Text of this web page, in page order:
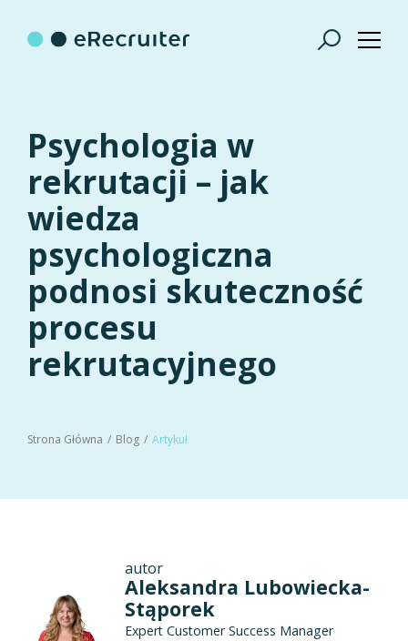
Psychologia w
rekrutacji – jak
wiedza
psychologiczna
podnosi skuteczność
procesu
rekrutacyjnego
Strona Główna Blog Artykuł
autor
Aleksandra Lubowiecka-
Stąporek
Expert Customer Success Manager